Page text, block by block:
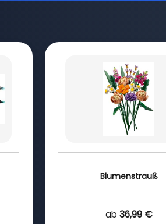
Blumenstrauß
ab 36,99 €